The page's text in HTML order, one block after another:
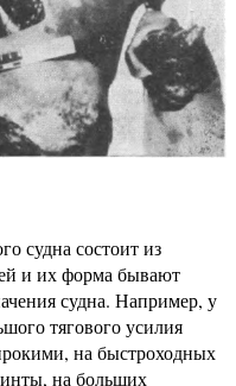
судна состоит из
и их форма бывают
судна. Например, у
тягового усилия
на быстроходных
на больших